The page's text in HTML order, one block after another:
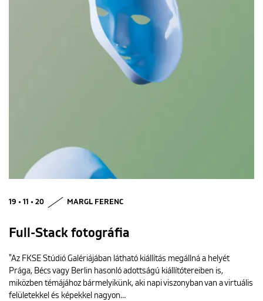
19 • 11 • 20 MARGL FERENC
Full-Stack fotográfia
"Az FKSE Stúdió Galériájában látható kiállítás megállná a helyét
Prága, Bécs vagy Berlin hasonló adottságú kiállítótereiben is,
miközben témájához bármelyikünk, aki napi viszonyban van a virtuális
felületekkel és képekkel nagyon…